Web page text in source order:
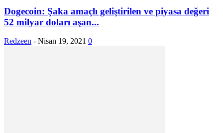
Dogecoin: Şaka amaçlı geliştirilen ve piyasa değeri
52 milyar doları aşan...
Redzeen - Nisan 19, 2021 0